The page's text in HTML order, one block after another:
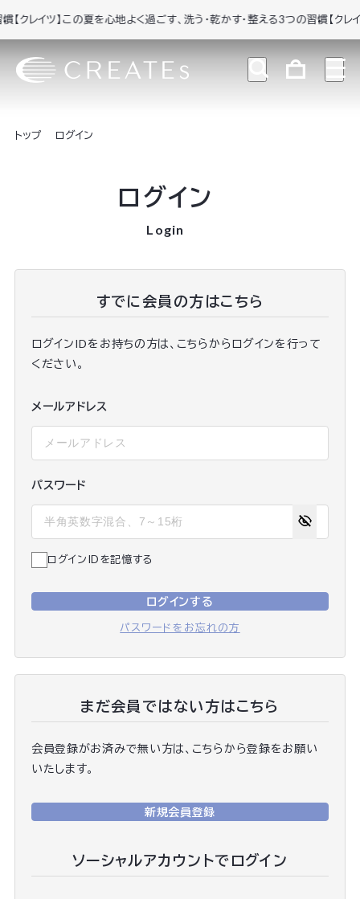
クレイツ】この夏を心地よく過ごす、洗う・乾かす・整える3つの習慣【クレイツ
トップ ログイン
ログイン
Login
すでに会員の方はこちら
ログインIDをお持ちの方は、こちらからログインを行って
ください。
メールアドレス
パスワード
ログインIDを記憶する
ログインする
パスワードをお忘れの方
まだ会員ではない方はこちら
会員登録がお済みで無い方は、こちらから登録をお願い
いたします。
新規会員登録
ソーシャルアカウントでログイン